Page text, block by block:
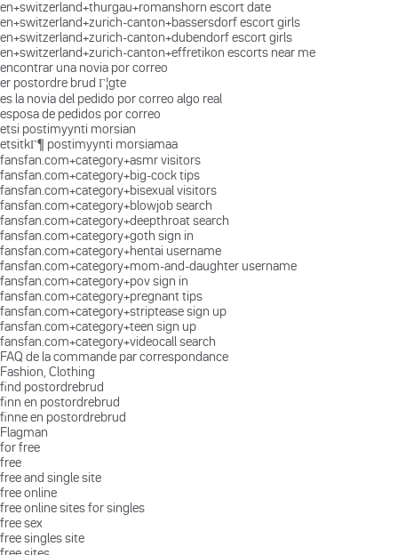
en+switzerland+thurgau+romanshorn escort date
en+switzerland+zurich-canton+bassersdorf escort girls
en+switzerland+zurich-canton+dubendorf escort girls
en+switzerland+zurich-canton+effretikon escorts near me
encontrar una novia por correo
er postordre brud Г¦gte
es la novia del pedido por correo algo real
esposa de pedidos por correo
etsi postimyynti morsian
etsitkГ¶ postimyynti morsiamaa
fansfan.com+category+asmr visitors
fansfan.com+category+big-cock tips
fansfan.com+category+bisexual visitors
fansfan.com+category+blowjob search
fansfan.com+category+deepthroat search
fansfan.com+category+goth sign in
fansfan.com+category+hentai username
fansfan.com+category+mom-and-daughter username
fansfan.com+category+pov sign in
fansfan.com+category+pregnant tips
fansfan.com+category+striptease sign up
fansfan.com+category+teen sign up
fansfan.com+category+videocall search
FAQ de la commande par correspondance
Fashion, Clothing
find postordrebrud
finn en postordrebrud
finne en postordrebrud
Flagman
for free
free
free and single site
free online
free online sites for singles
free sex
free singles site